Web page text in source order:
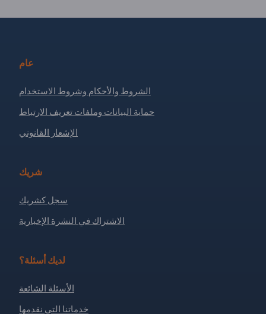
عام
الشروط والأحكام وشروط الاستخدام
حماية البيانات وملفات تعريف الارتباط
الإشعار القانوني
شريك
سجل كشريك
الاشتراك في النشرة الإخبارية
لديك أسئلة؟
الأسئلة الشائعة
خدماتنا التي نقدمها